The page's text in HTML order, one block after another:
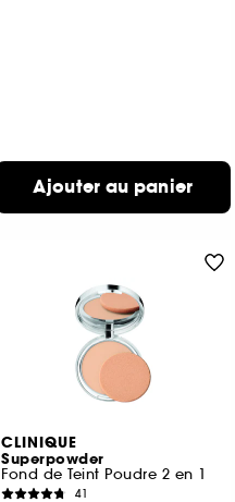
Ajouter au panier
CLINIQUE
Superpowder
Fond de Teint Poudre 2 en 1
41